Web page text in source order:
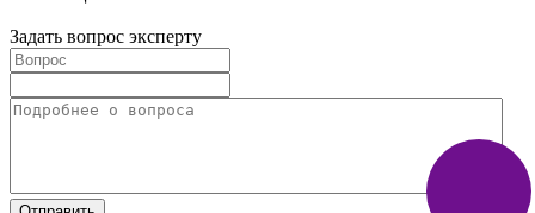
Задать вопрос эксперту